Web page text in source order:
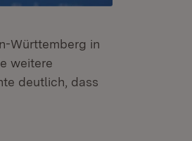
Württemberg in
weitere
deutlich, dass